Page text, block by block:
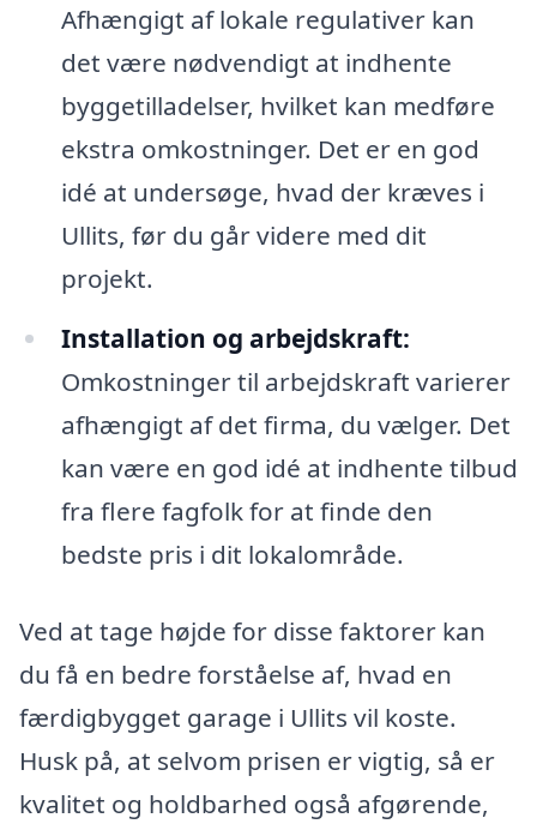
Afhængigt af lokale regulativer kan
det være nødvendigt at indhente
byggetilladelser, hvilket kan medføre
ekstra omkostninger. Det er en god
idé at undersøge, hvad der kræves i
Ullits, før du går videre med dit
projekt.
Installation og arbejdskraft:
Omkostninger til arbejdskraft varierer
afhængigt af det firma, du vælger. Det
kan være en god idé at indhente tilbud
fra flere fagfolk for at finde den
bedste pris i dit lokalområde.
Ved at tage højde for disse faktorer kan
du få en bedre forståelse af, hvad en
færdigbygget garage i Ullits vil koste.
Husk på, at selvom prisen er vigtig, så er
kvalitet og holdbarhed også afgørende,